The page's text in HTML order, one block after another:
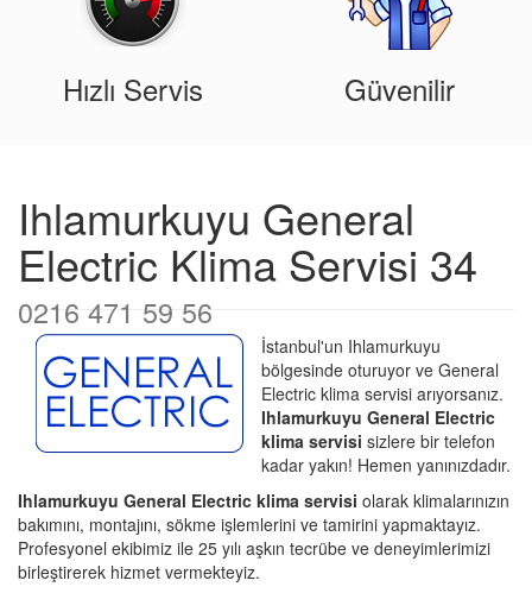
Hızlı Servis Güvenilir
Ihlamurkuyu General
Electric Klima Servisi 34
0216 471 59 56
İstanbul'un Ihlamurkuyu
bölgesinde oturuyor ve General
Electric klima servisi arıyorsanız.
Ihlamurkuyu General Electric
klima servisi sizlere bir telefon
kadar yakın! Hemen yanınızdadır.
Ihlamurkuyu General Electric klima servisi olarak klimalarınızın
bakımını, montajını, sökme işlemlerini ve tamirini yapmaktayız.
Profesyonel ekibimiz ile 25 yılı aşkın tecrübe ve deneyimlerimizi
birleştirerek hizmet vermekteyiz.